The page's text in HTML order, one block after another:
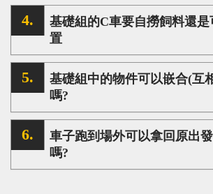
認證題庫
認證查詢
參賽證明
基礎組的C車要自撈飼料還
置
基礎組中的物件可以嵌合(互
嗎?
車子跑到場外可以拿回原出
嗎?